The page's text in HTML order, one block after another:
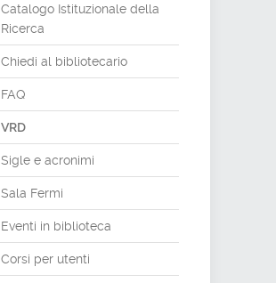
Catalogo Istituzionale della
Ricerca
Chiedi al bibliotecario
FAQ
VRD
Sigle e acronimi
Sala Fermi
Eventi in biblioteca
Corsi per utenti